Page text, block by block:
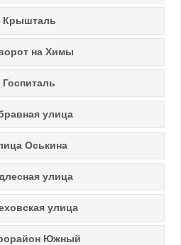
Крышталь
на Химы
Госпиталь
улица
Оськина
улица
улица
Южный